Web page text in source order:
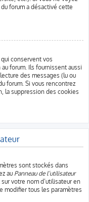
forum a désactivé cette
conservent vos
forum. Ils fournissent aussi
des messages (lu ou
forum. Si vous rencontrez
la suppression des cookies
sont stockés dans
au Panneau de l’utilisateur
votre nom d’utilisateur en
modifier tous les paramètres